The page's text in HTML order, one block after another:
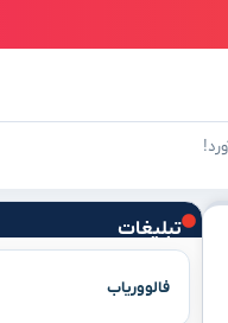
تبلیغات
فالووریاب